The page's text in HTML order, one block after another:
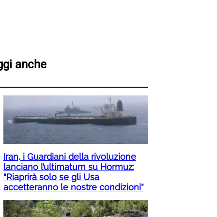
anche
Iran, i Guardiani della rivoluzione
lanciano l’ultimatum su Hormuz:
“Riaprirà solo se gli Usa
accetteranno le nostre condizioni”